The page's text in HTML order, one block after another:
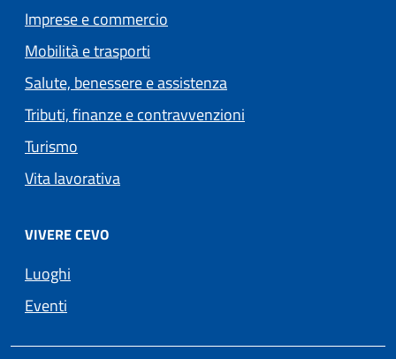
Imprese e commercio
Mobilità e trasporti
Salute, benessere e assistenza
Tributi, finanze e contravvenzioni
Turismo
Vita lavorativa
VIVERE CEVO
Luoghi
Eventi